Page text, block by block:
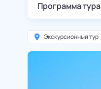
Программа тура
Экскурсионный тур